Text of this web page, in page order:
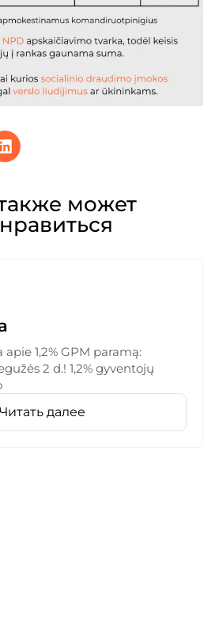
может
1,2% GPM paramą:
2 d.! 1,2% gyventojų
Читать далее